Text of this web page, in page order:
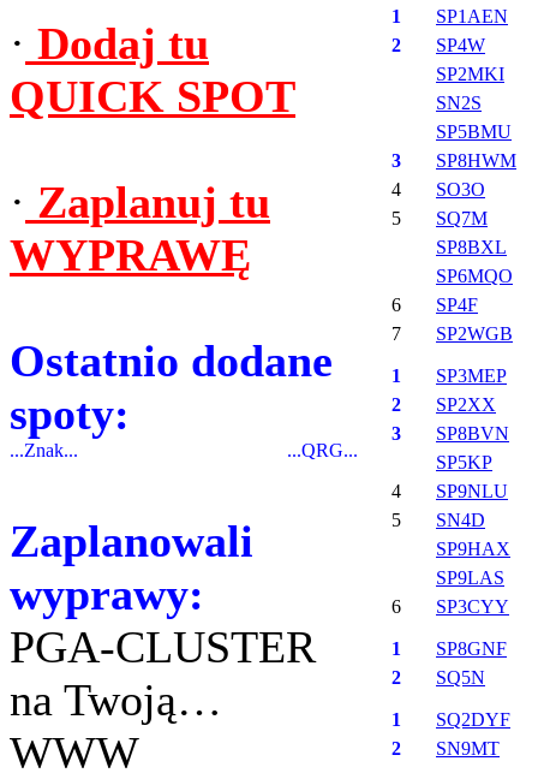
· Dodaj tu
QUICK SPOT
· Zaplanuj tu
WYPRAWĘ
Ostatnio dodane
spoty:
...Znak... ...QRG...
Zaplanowali
wyprawy:
PGA-CLUSTER
na Twoją…
WWW
1
SP1AEN
2
SP4W
SP2MKI
SN2S
SP5BMU
3
SP8HWM
4
SO3O
5
SQ7M
SP8BXL
SP6MQO
6
SP4F
7
SP2WGB
1
SP3MEP
2
SP2XX
3
SP8BVN
SP5KP
4
SP9NLU
5
SN4D
SP9HAX
SP9LAS
6
SP3CYY
1
SP8GNF
2
SQ5N
1
SQ2DYF
2
SN9MT